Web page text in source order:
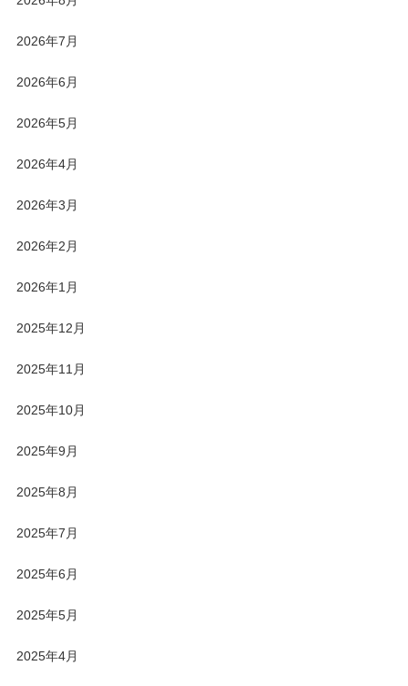
2026年7月
2026年6月
2026年5月
2026年4月
2026年3月
2026年2月
2026年1月
2025年12月
2025年11月
2025年10月
2025年9月
2025年8月
2025年7月
2025年6月
2025年5月
2025年4月